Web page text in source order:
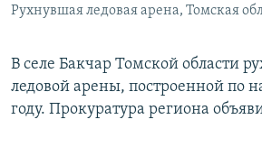
Все сайты РСЕ/РС
Рухнувшая ледовая арена, Томская
В селе Бакчар Томской области
ледовой арены, построенной по
году. Прокуратура региона